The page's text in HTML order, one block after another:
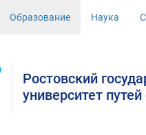
Образование Наука
Ростовский
университет